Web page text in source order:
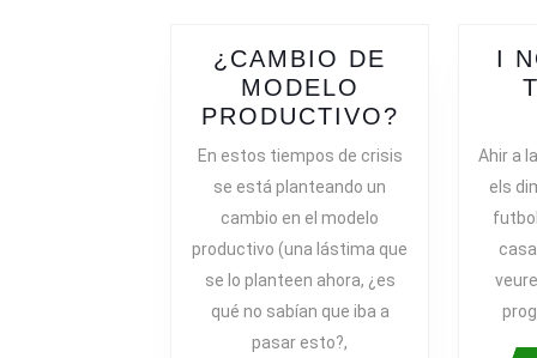
¿CAMBIO DE
MODELO
PRODUCTIVO?
En estos tiempos de crisis
se está planteando un
cambio en el modelo
productivo (una lástima que
se lo planteen ahora, ¿es
qué no sabían que iba a
pasar esto?,
I
Ahir a
els